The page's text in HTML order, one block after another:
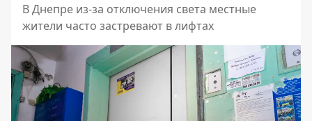
В Днепре из-за отключения света местные
жители часто застревают в лифтах